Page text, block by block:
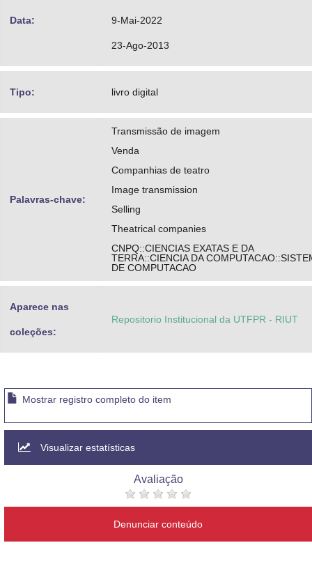
Data: 9-Mai-2022
23-Ago-2013
Tipo: livro digital
Palavras-chave:
Transmissão de imagem
Venda
Companhias de teatro
Image transmission
Selling
Theatrical companies
CNPQ::CIENCIAS EXATAS E DA
TERRA::CIENCIA DA
DE COMPUTACAO
Aparece nas
coleções:
Repositorio Institucional da UTFPR - RIUT
Mostrar registro completo do item
Visualizar estatísticas
Avaliação
Denunciar conteúdo